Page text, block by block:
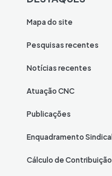
Mapa do site
Pesquisas recentes
Notícias recentes
Atuação CNC
Publicações
Enquadramento Sindical
Cálculo de Contribuição